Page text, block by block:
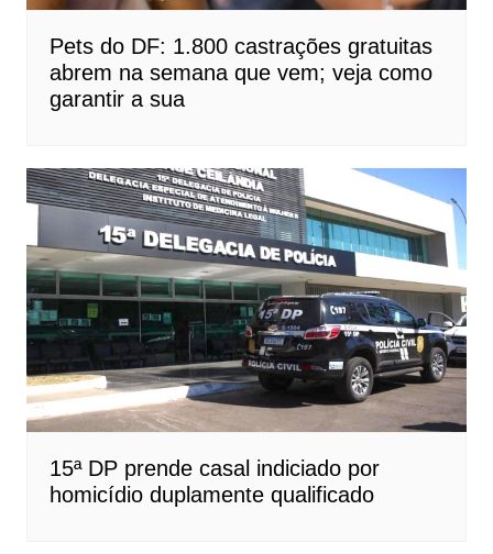
Pets do DF: 1.800 castrações gratuitas
abrem na semana que vem; veja como
garantir a sua
15ª DP prende casal indiciado por
homicídio duplamente qualificado